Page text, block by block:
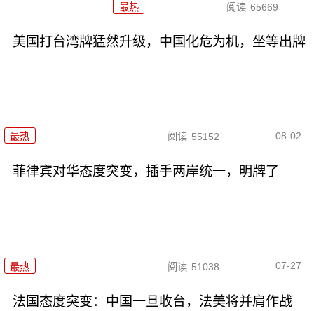
最热 阅读 65669
美国打台湾牌猛然升级，中国化危为机，坐等出牌
最热 阅读 55152 08-02
菲律宾对华态度突变，插手两岸统一，明牌了
最热 阅读 51038 07-27
法国态度突变：中国一旦收台，法美将并肩作战